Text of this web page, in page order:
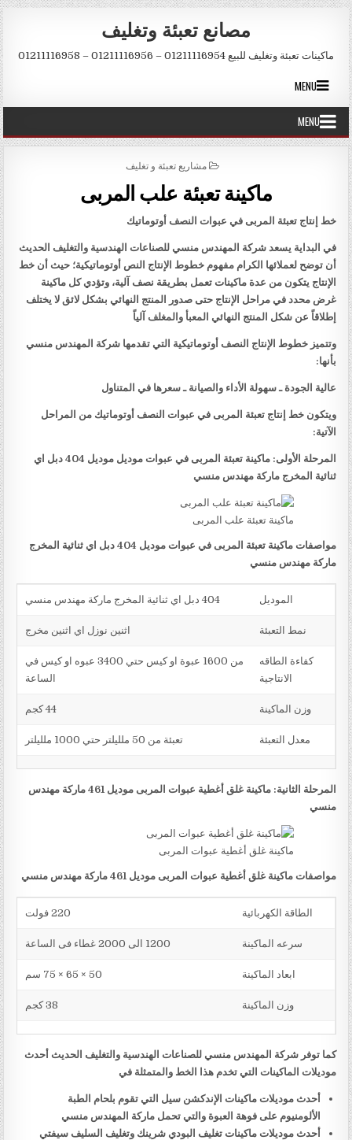
Skip to content
مصانع تعبئة وتغليف
ماكينات تعبئة وتغليف للبيع 01211116954 – 01211116956 – 01211116958
MENU
MENU
POSTED IN
مشاريع تعبئة و تغليف
ماكينة تعبئة علب المربى
خط إنتاج تعبئة المربى في عبوات النصف أوتوماتيك
في البداية يسعد شركة المهندس منسي للصناعات الهندسية والتغليف الحديث
أن توضح لعملائها الكرام مفهوم خطوط الإنتاج النص أوتوماتيكية؛ حيث أن خط
الإنتاج يتكون من عدة ماكينات تعمل بطريقة نصف آلية، وتؤدي كل ماكينة
غرض محدد في مراحل الإنتاج حتى صدور المنتج النهائي بشكل لائق لا يختلف
إطلاقاً عن شكل المنتج النهائي المعبأ والمغلف آلياً
وتتميز خطوط الإنتاج النصف أوتوماتيكية التي تقدمها شركة المهندس منسي
بأنها:
عالية الجودة ـ سهولة الأداء والصيانة ـ سعرها في المتناول
ويتكون خط إنتاج تعبئة المربى في عبوات النصف أوتوماتيك من المراحل
الآتية:
المرحلة الأولى: ماكينة تعبئة المربى في عبوات موديل موديل 404 دبل اي
ثنائية المخرج ماركة مهندس منسي
ماكينة تعبئة علب المربى
مواصفات ماكينة تعبئة المربى في عبوات موديل 404 دبل اي ثنائية المخرج
ماركة مهندس منسي
الموديل 404 دبل اي ثنائية المخرج ماركة مهندس منسي
نمط التعبئة اثنين نوزل اي اثنين مخرج
كفاءة الطاقه
الانتاجية
من 1600 عبوة او كيس حتي 3400 عبوه او كيس في
الساعة
وزن الماكينة 44 كجم
معدل التعبئة تعبئة من 50 ملليلتر حتي 1000 ملليلتر
المرحلة الثانية: ماكينة غلق أغطية عبوات المربى موديل 461 ماركة مهندس
منسي
ماكينة غلق أغطية عبوات المربى
مواصفات ماكينة غلق أغطية عبوات المربى موديل 461 ماركة مهندس منسي
الطاقة الكهربائية 220 فولت
سرعه الماكينة 1200 الى 2000 غطاء فى الساعة
ابعاد الماكينة 50 × 65 × 75 سم
وزن الماكينة 38 كجم
كما توفر شركة المهندس منسي للصناعات الهندسية والتغليف الحديث أحدث
موديلات الماكينات التي تخدم هذا الخط والمتمثلة في
أحدث موديلات ماكينات الإندكشن سيل التي تقوم بلحام الطبة
الألومنيوم على فوهة العبوة والتي تحمل ماركة المهندس منسي
أحدث موديلات ماكينات تغليف البودي شرينك وتغليف السليف سيفتي